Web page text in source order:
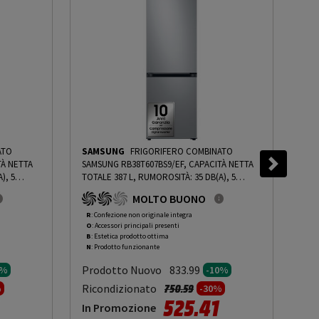
NETTA
5
P
ROBN
da
SAMSUNG FRIGORIFERO COMBINATO
SAMSUNG RB38T607BS9/EF, CAPACITÀ NETTA
TOTALE 387 L, RUMOROSITÀ: 35 DB(A), 5
RIPIANI, DIMENSIONI: L 59,5 CM A 203 CM P
65,8 CM, METAL INOX, CLASSE B - PRMG
GRADING ROBN - 10%-PRMG GRADING ROBN
- 10%
MOLTO BUONO
R: Confezione non originale integra
O: Accessori principali presenti
B: Estetica prodotto ottima
N: Prodotto funzionante
Prodotto Nuovo 833.99 -10%
Ricondizionato Prezzo ridotto da
750.59a-30%
In Promozione 525.41